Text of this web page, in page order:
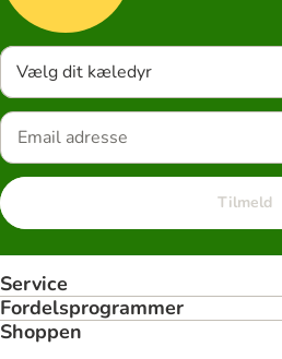
Vælg dit kæledyr
Tilmeld
Service
Fordelsprogrammer
Shoppen